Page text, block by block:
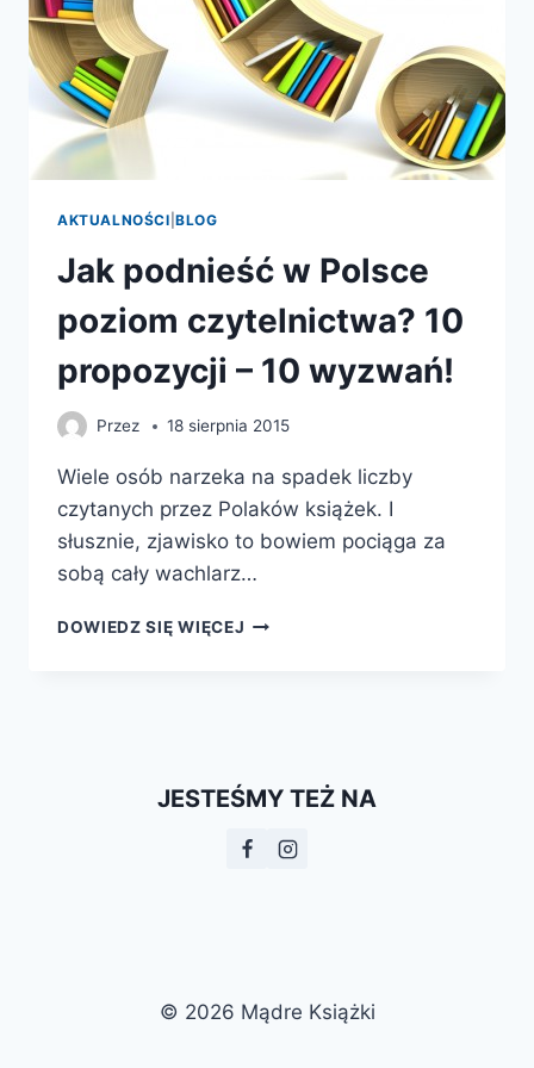
AKTUALNOŚCI |BLOG
Jak podnieść w Polsce
poziom czytelnictwa? 10
propozycji – 10 wyzwań!
Przez 18 sierpnia 2015
Wiele osób narzeka na spadek liczby
czytanych przez Polaków książek. I
słusznie, zjawisko to bowiem pociąga za
sobą cały wachlarz…
DOWIEDZ SIĘ WIĘCEJ JAK
PROPOZYCJI
10
JESTEŚMY TEŻ NA
© 2026 Mądre Książki